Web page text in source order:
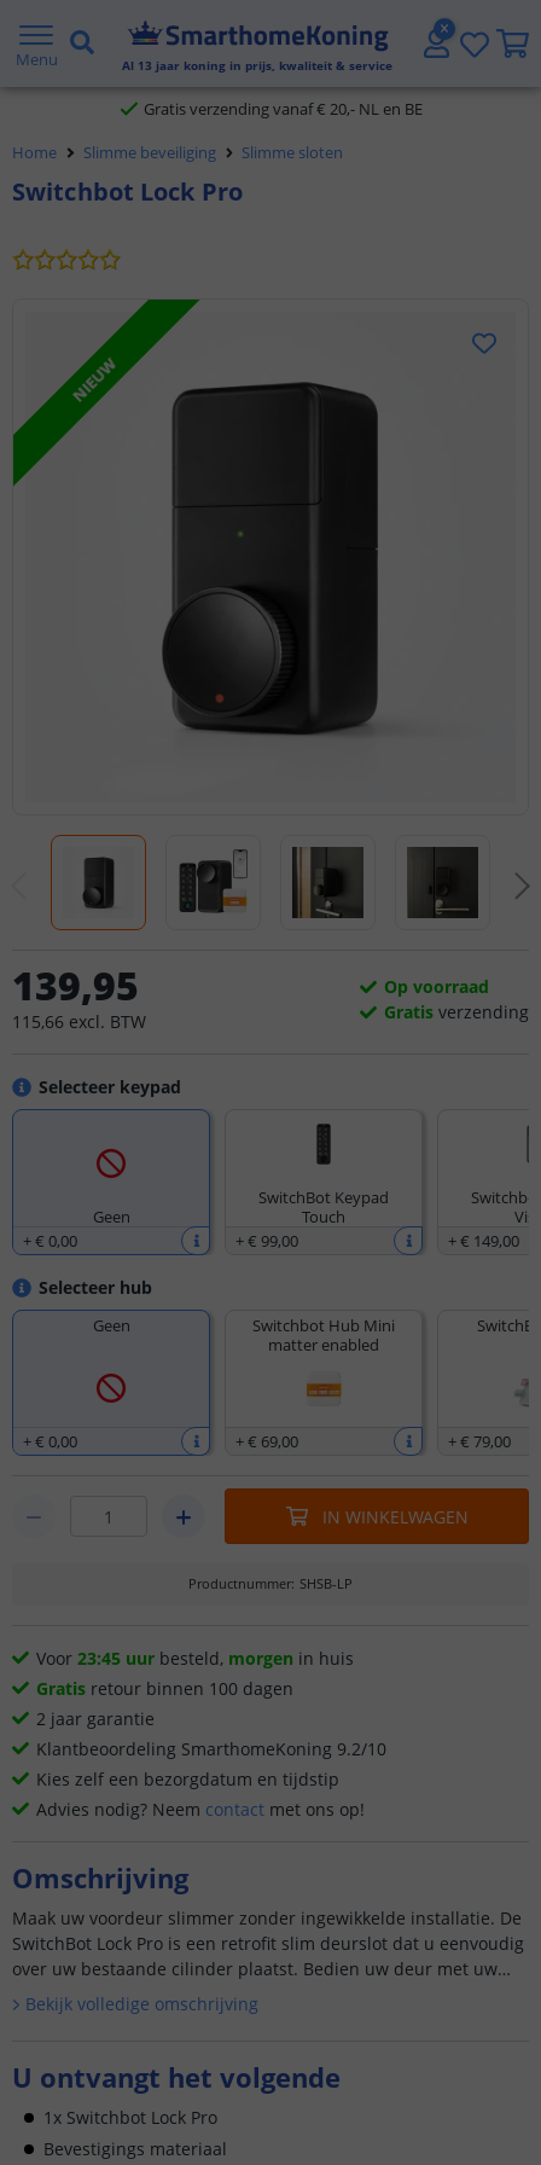
Menu Al 13 jaar koning in prijs, kwaliteit & service
2 jaar garantie
Gratis verzending vanaf € 20,- NL en BE
Klantbeoordeling 9.1
Home Slimme beveiliging Slimme sloten
Switchbot Lock Pro
NIEUW
Selecteer keypad
Geen
+€ 0,00
SwitchBot Keypad
Touch
+€ 99,00
+€ 149,00
Selecteer hub
Geen
+€ 0,00
Switchbot Hub Mini
matter enabled
+€ 69,00 +€ 79,00
139,95
115,66 excl. BTW
Op voorraad
Gratis verzending
IN WINKELWAGEN
Productnummer: SHSB-LP
Voor 23:45 uur besteld, morgen in huis
Gratis retour binnen 100 dagen
2 jaar garantie
Klantbeoordeling SmarthomeKoning 9.2/10
Kies zelf een bezorgdatum en tijdstip
Advies nodig? Neem contact met ons op!
Omschrijving
Maak uw voordeur slimmer zonder ingewikkelde installatie. De
SwitchBot Lock Pro is een retrofit slim deurslot dat u eenvoudig
over uw bestaande cilinder plaatst. Bedien uw deur met uw
smartpho...
Bekijk volledige omschrijving
U ontvangt het volgende
1x Switchbot Lock Pro
Bevestigings materiaal